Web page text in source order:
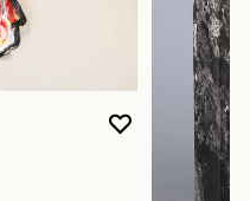
VOUS
FERMER
OUVRIR LA